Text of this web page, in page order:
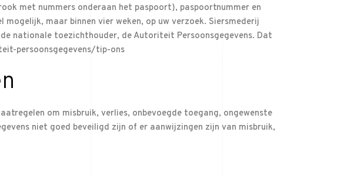
met nummers onderaan het paspoort), paspoortnummer en
maar binnen vier weken, op uw verzoek. Siersmederij
nationale toezichthouder, de Autoriteit Persoonsgegevens. Dat
persoonsgegevens/tip-ons
om misbruik, verlies, onbevoegde toegang, ongewenste
niet goed beveiligd zijn of er aanwijzingen zijn van misbruik,